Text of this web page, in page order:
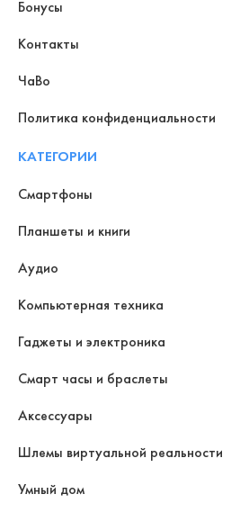
Бонусы
Контакты
ЧаВо
Политика конфиденциальности
КАТЕГОРИИ
Смартфоны
Планшеты и книги
Аудио
Компьютерная техника
Гаджеты и электроника
Смарт часы и браслеты
Аксессуары
Шлемы виртуальной реальности
Умный дом